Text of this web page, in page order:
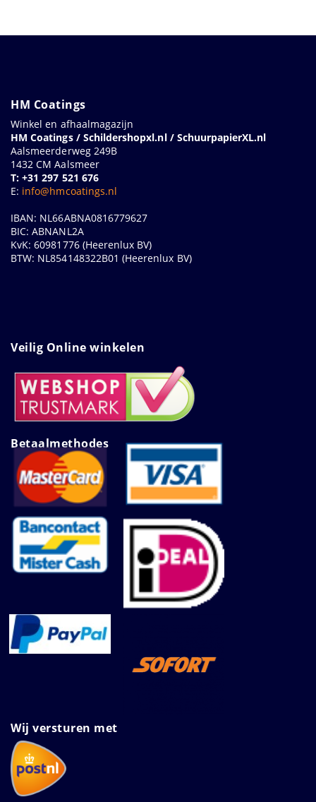
HM Coatings
Winkel en afhaalmagazijn
HM Coatings / Schildershopxl.nl / SchuurpapierXL.nl
Aalsmeerderweg 249B
1432 CM Aalsmeer
T: +31 297 521 676
E: info@hmcoatings.nl
IBAN: NL66ABNA0816779627
BIC: ABNANL2A
KvK: 60981776 (Heerenlux BV)
BTW: NL854148322B01 (Heerenlux BV)
Veilig Online winkelen
Betaalmethodes
Wij versturen met